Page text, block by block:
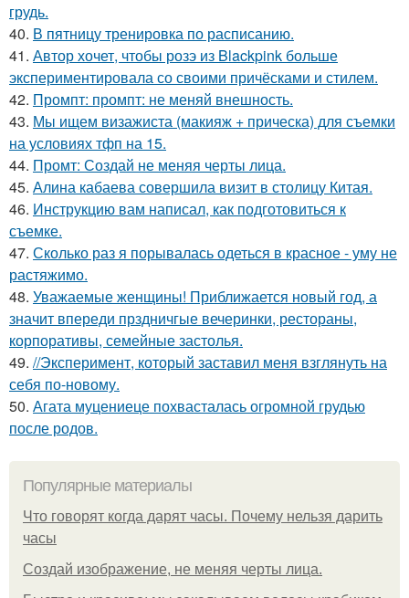
грудь.
40. В пятницу тренировка по расписанию.
41. Автор хочет, чтобы розэ из Blackpink больше
экспериментировала со своими причёсками и стилем.
42. Промпт: промпт: не меняй внешность.
43. Мы ищем визажиста (макияж + прическа) для съемки
на условиях тфп на 15.
44. Промт: Создай не меняя черты лица.
45. Алина кабаева совершила визит в столицу Китая.
46. Инструкцию вам написал, как подготовиться к
съемке.
47. Сколько раз я порывалась одеться в красное - уму не
растяжимо.
48. Уважаемые женщины! Приближается новый год, а
значит впереди прздничгые вечеринки, рестораны,
корпоративы, семейные застолья.
49. //Эксперимент, который заставил меня взглянуть на
себя по-новому.
50. Агата муцениеце похвасталась огромной грудью
после родов.
Популярные материалы
Что говорят когда дарят часы. Почему нельзя дарить
часы
Создай изображение, не меняя черты лица.